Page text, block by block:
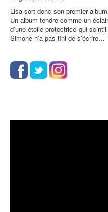
Lisa sort donc son premier
Un album tendre comme un
d’une étoile protectrice qui
Simone n’a pas fini de s’écrire…